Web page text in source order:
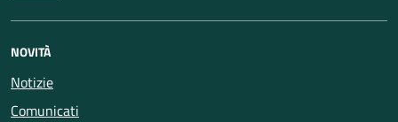
NOVITÀ
Notizie
Comunicati